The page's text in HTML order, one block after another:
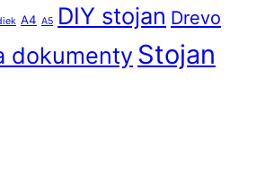
A4 A5 DIY stojan Drevo
dokumenty Stojan